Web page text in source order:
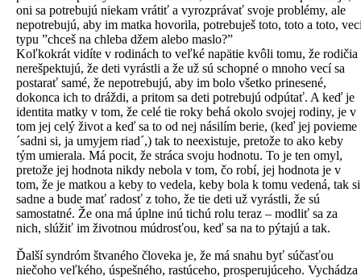
oni sa potrebujú niekam vrátiť a vyrozprávať svoje problémy, ale
nepotrebujú, aby im matka hovorila, potrebuješ toto, toto a toto,
typu ”chceš na chleba džem alebo maslo?”
Koľkokrát vidíte v rodinách to veľké napätie kvôli tomu, že rodičia
nerešpektujú, že deti vyrástli a že už sú schopné o mnoho vecí sa
postarať samé, že nepotrebujú, aby im bolo všetko prinesené,
dokonca ich to dráždi, a pritom sa deti potrebujú odpútať. A keď je
identita matky v tom, že celé tie roky behá okolo svojej rodiny, je v
tom jej celý život a keď sa to od nej násilím berie, (keď jej povieme
´sadni si, ja umyjem riad´,) tak to neexistuje, pretože to ako keby
tým umierala. Má pocit, že stráca svoju hodnotu. To je ten omyl,
pretože jej hodnota nikdy nebola v tom, čo robí, jej hodnota je v
tom, že je matkou a keby to vedela, keby bola k tomu vedená, tak si
sadne a bude mať radosť z toho, že tie deti už vyrástli, že sú
samostatné. Že ona má úplne inú tichú rolu teraz – modliť sa za
nich, slúžiť im životnou múdrosťou, keď sa na to pýtajú a tak.
Ďalší syndróm štvaného človeka je, že má snahu byť súčasťou
niečoho veľkého, úspešného, rastúceho, prosperujúceho. Vychádza